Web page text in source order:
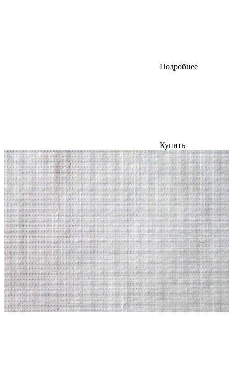
Подробнее
Купить